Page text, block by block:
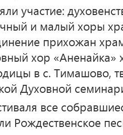
участие:
и малый хоры
прихожан
хор «Аненайка»
в с. Тимашово,
Духовной
все
Рождественское